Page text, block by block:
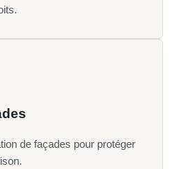
de façades pour protéger